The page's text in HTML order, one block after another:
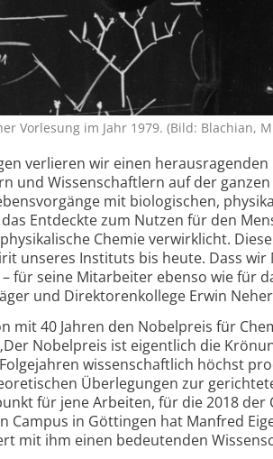
Vorlesung im Jahr 1979. (Bild: Blachian,
verlieren wir einen
und Wissenschaftlern auf der
mit biologischen,
Entdeckte zum Nutzen für den
Chemie verwirklicht.
unseres Instituts bis heute. Dass
für seine Mitarbeiter ebenso wie für
und Direktorenkollege Erwin Neher
mit 40 Jahren den Nobelpreis für
Nobelpreis ist eigentlich die
wissenschaftlich höchst
Überlegungen zur
für jene Arbeiten, für die 2018
Campus in Göttingen hat Manfred
mit ihm einen bedeutenden